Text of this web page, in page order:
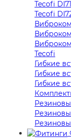
Tecofi
Tecofi
Tecofi
Гибкие
Гибкие
Гибкие